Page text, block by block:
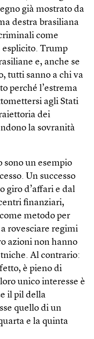
già mostrato da
destra brasiliana
come
Trump
e, anche se
tutti sanno a chi va
perché l’estrema
agli Stati
dei
la sovranità
sono un esempio
Un successo
giro d’affari e dal
finanziari,
metodo per
rovesciare regimi
azioni non hanno
Al contrario:
è pieno di
unico interesse è
il pil della
quello di un
e la quinta